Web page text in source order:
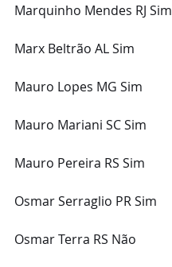
Marquinho Mendes RJ Sim
Marx Beltrão AL Sim
Mauro Lopes MG Sim
Mauro Mariani SC Sim
Mauro Pereira RS Sim
Osmar Serraglio PR Sim
Osmar Terra RS Não